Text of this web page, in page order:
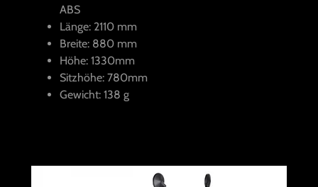
ABS
Länge: 2110 mm
Breite: 880 mm
Höhe: 1330mm
Sitzhöhe: 780mm
Gewicht: 138 g